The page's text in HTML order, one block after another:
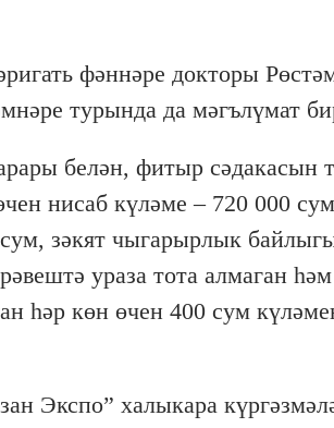
фәннәре докторы
турында да мәгълүмат
белән, фитыр сәдакасын
нисаб күләме – 720 000
зәкят чыгарырлык
ураза тота алмаган
һәр көн өчен 400 сум
Экспо” халыкара